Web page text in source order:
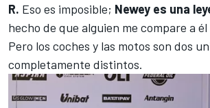
R. Eso es imposible; Newey es una
hecho de que alguien me compare a
Pero los coches y las motos son dos
completamente distintos.